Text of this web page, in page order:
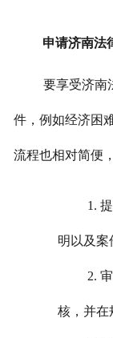
申请济南法
要享受济南
件，例如经济困
流程也相对简便
1.
明以及案
2.
核，并在